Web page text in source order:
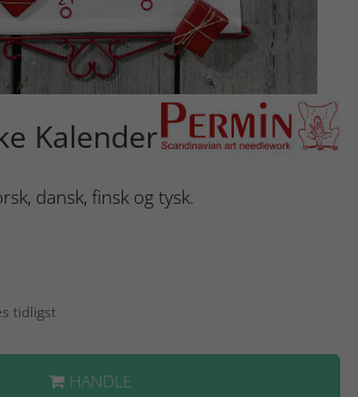
Kalender
dansk, finsk og tysk.
tidligst
HANDLE